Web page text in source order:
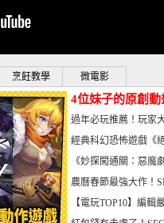
烹飪教學 微電影
4位妹子的原創
曝光_電玩宅速配
過年必玩推薦！玩家
宅速配20230126
經典科幻恐怖遊戲《
懼體驗-電玩宅速配
《妙探闖通關：惡
到!!-電玩宅速配
農曆春節最強大作！
電玩宅速配20230123
【電玩TOP10】編
了，封面圖直接雷你